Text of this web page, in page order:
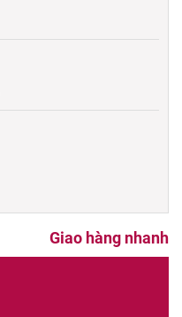
Giao hàng nhanh